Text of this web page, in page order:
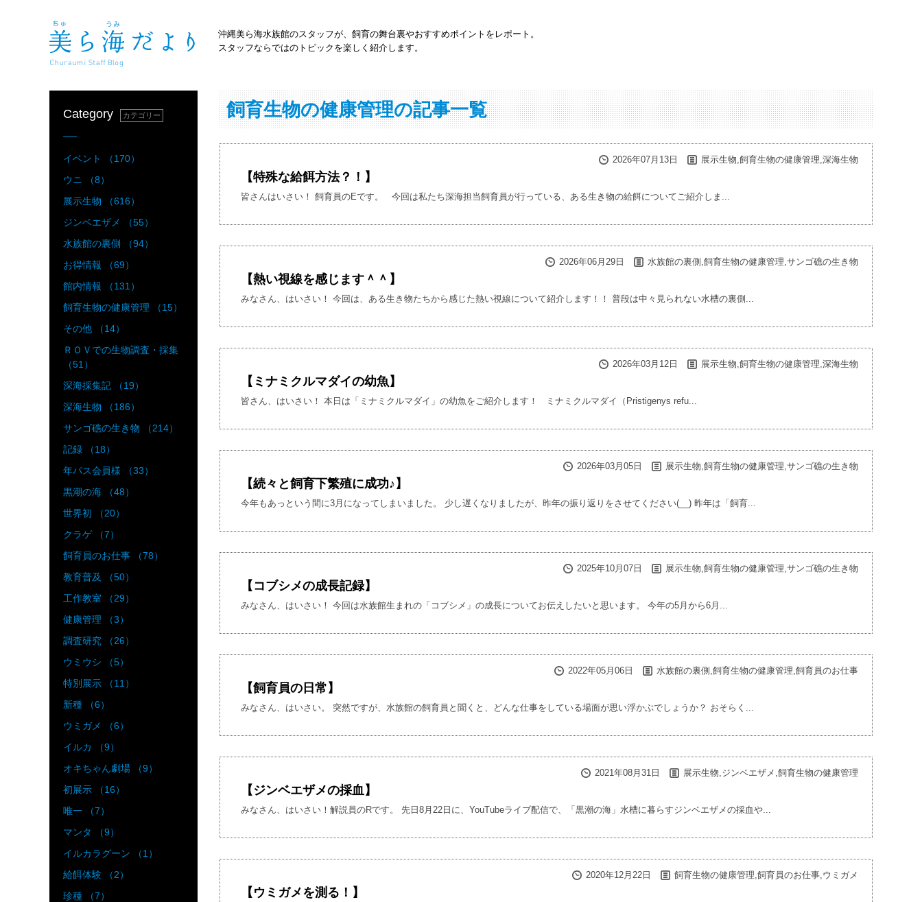
沖縄美ら海水族館のスタッフが、飼育の舞台裏やおすすめポイントをレポート。
スタッフならではのトピックを楽しく紹介します。
飼育生物の健康管理の記事一覧
2026年07月13日 展示生物,飼育生物の健康管理,深海生物
【特殊な給餌方法？！】
皆さんはいさい！ 飼育員のEです。 今回は私たち深海担当飼育員が行っている、ある生き物の給餌についてご紹介しま...
2026年06月29日 水族館の裏側,飼育生物の健康管理,サンゴ礁の生き物
【熱い視線を感じます＾＾】
みなさん、はいさい！ 今回は、ある生き物たちから感じた熱い視線について紹介します！！ 普段は中々見られない水槽の裏側...
2026年03月12日 展示生物,飼育生物の健康管理,深海生物
【ミナミクルマダイの幼魚】
皆さん、はいさい！ 本日は「ミナミクルマダイ」の幼魚をご紹介します！ ミナミクルマダイ（Pristigenys refu...
2026年03月05日 展示生物,飼育生物の健康管理,サンゴ礁の生き物
【続々と飼育下繁殖に成功♪】
今年もあっという間に3月になってしまいました。 少し遅くなりましたが、昨年の振り返りをさせてください(__) 昨年は「飼育...
2025年10月07日 展示生物,飼育生物の健康管理,サンゴ礁の生き物
【コブシメの成長記録】
みなさん、はいさい！ 今回は水族館生まれの「コブシメ」の成長についてお伝えしたいと思います。 今年の5月から6月...
2022年05月06日 水族館の裏側,飼育生物の健康管理,飼育員のお仕事
【飼育員の日常】
みなさん、はいさい。 突然ですが、水族館の飼育員と聞くと、どんな仕事をしている場面が思い浮かぶでしょうか？ おそらく...
2021年08月31日 展示生物,ジンベエザメ,飼育生物の健康管理
【ジンベエザメの採血】
みなさん、はいさい！解説員のRです。 先日8月22日に、YouTubeライブ配信で、「黒潮の海」水槽に暮らすジンベエザメの採血や...
2020年12月22日 飼育生物の健康管理,飼育員のお仕事,ウミガメ
【ウミガメを測る！】
Category カテゴリー
イベント （170）
ウニ （8）
展示生物 （616）
ジンベエザメ （55）
水族館の裏側 （94）
お得情報 （69）
館内情報 （131）
飼育生物の健康管理 （15）
その他 （14）
ＲＯＶでの生物調査・採集
（51）
深海採集記 （19）
深海生物 （186）
サンゴ礁の生き物 （214）
記録 （18）
年パス会員様 （33）
黒潮の海 （48）
世界初 （20）
クラゲ （7）
飼育員のお仕事 （78）
教育普及 （50）
工作教室 （29）
健康管理 （3）
調査研究 （26）
ウミウシ （5）
特別展示 （11）
新種 （6）
ウミガメ （6）
イルカ （9）
オキちゃん劇場 （9）
初展示 （16）
唯一 （7）
マンタ （9）
イルカラグーン （1）
給餌体験 （2）
珍種 （7）